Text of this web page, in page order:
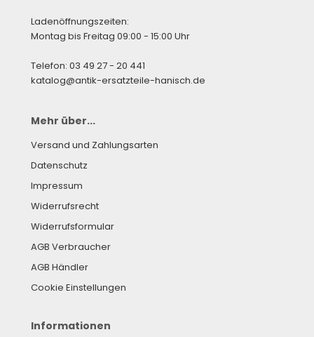
Ladenöffnungszeiten:
Montag bis Freitag 09:00 - 15:00 Uhr
Telefon: 03 49 27 - 20 441
katalog@antik-ersatzteile-hanisch.de
Mehr über...
Versand und Zahlungsarten
Datenschutz
Impressum
Widerrufsrecht
Widerrufsformular
AGB Verbraucher
AGB Händler
Cookie Einstellungen
Informationen